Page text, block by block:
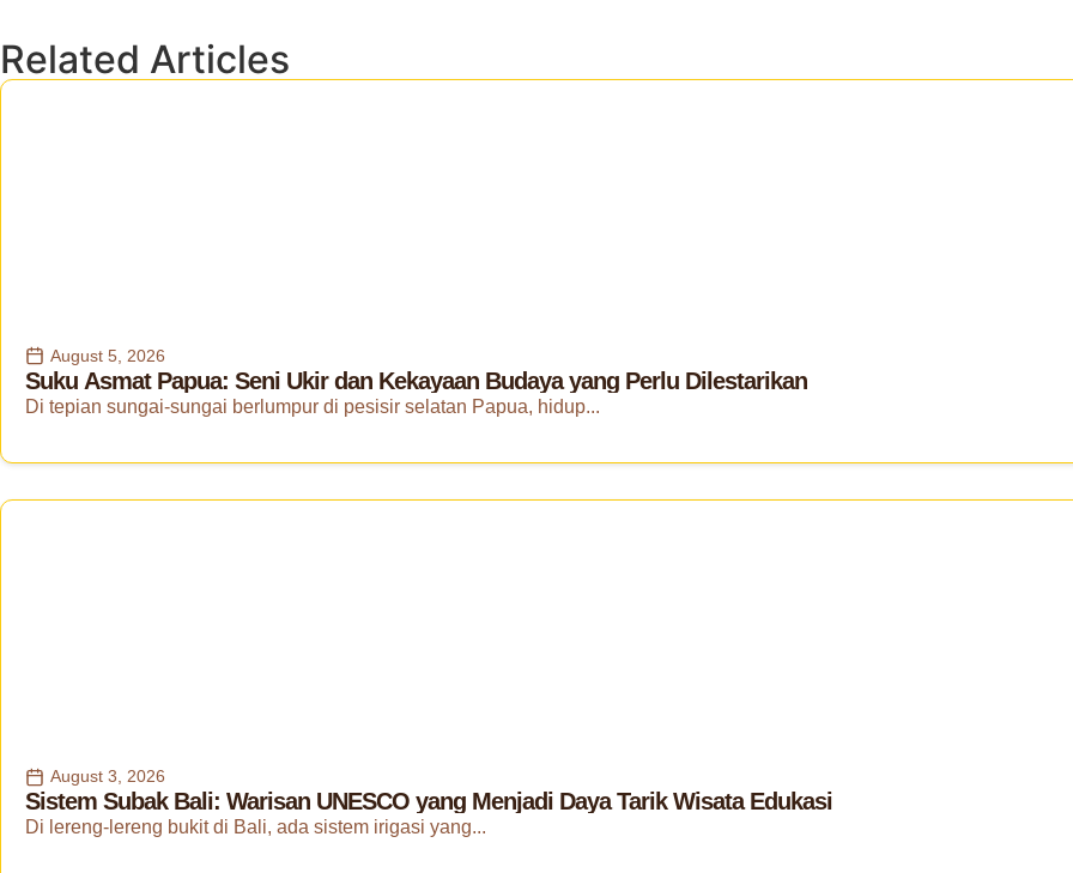
Related Articles
August 5, 2026
Suku Asmat Papua: Seni Ukir dan Kekayaan Budaya yang Perlu Dilestarikan
Di tepian sungai-sungai berlumpur di pesisir selatan Papua, hidup...
August 3, 2026
Sistem Subak Bali: Warisan UNESCO yang Menjadi Daya Tarik Wisata Edukasi
Di lereng-lereng bukit di Bali, ada sistem irigasi yang...